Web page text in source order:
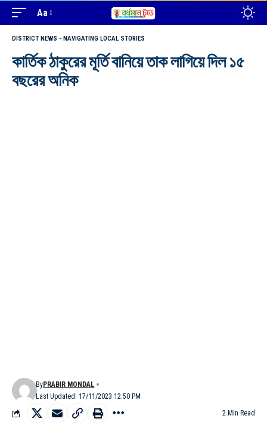
Aa
DISTRICT NEWS - NAVIGATING LOCAL STORIES
কার্তিক ঠাকুরের মূর্তি বানিয়ে তাক লাগিয়ে দিল ১৫
বছরের অনিক
Last Updated: 17/11/2023 12:50 PM
ByPRABIR MONDAL
2 Min Read